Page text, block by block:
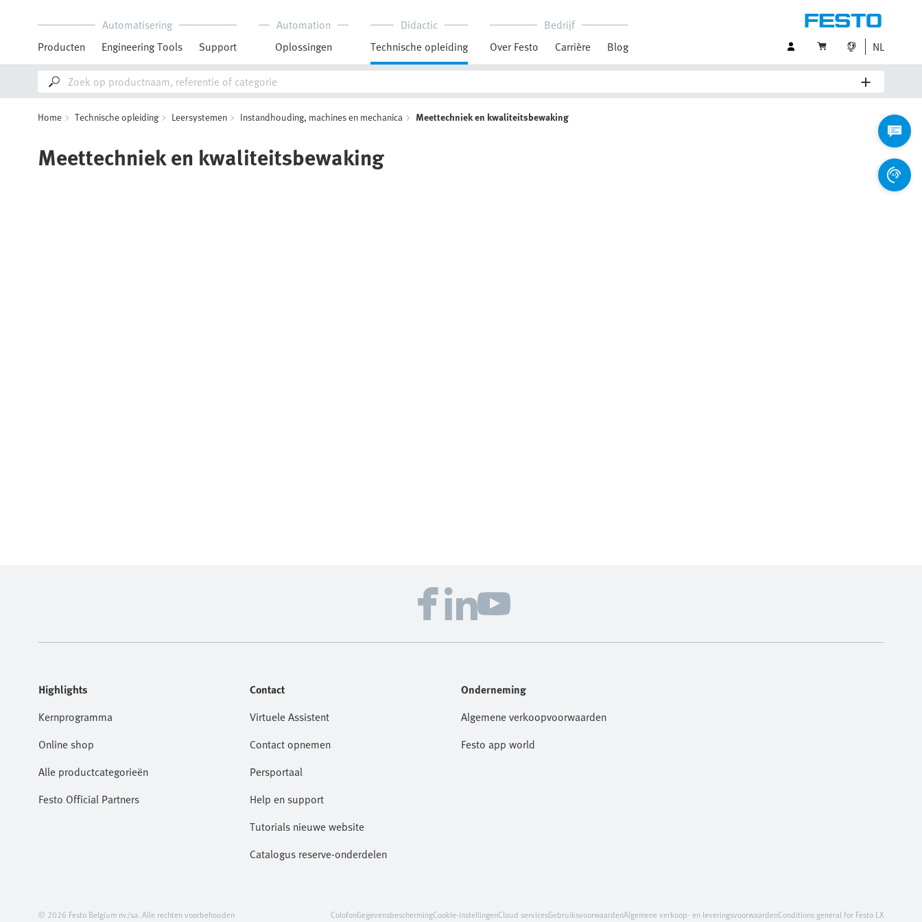
Automatisering
Producten
Engineering Tools Support
Automation
Oplossingen
Didactic
Technische opleiding
Bedrijf
Over Festo
Carrière Blog NL
Home Technische opleiding Leersystemen Instandhouding, machines en mechanica Meettechniek en kwaliteitsbewaking
Meettechniek en kwaliteitsbewaking
Highlights
Kernprogramma
Online shop
Alle productcategorieën
Festo Official Partners
Contact
Virtuele Assistent
Contact opnemen
Persportaal
Help en support
Tutorials nieuwe website
Catalogus reserve-onderdelen
Onderneming
Algemene verkoopvoorwaarden
Festo app world
© 2026 Festo Belgium nv/sa. Alle rechten voorbehouden ColofonGegevensbeschermingCookie-instellingenCloud servicesGebruiksvoorwaardenAlgemene verkoop- en leveringsvoorwaardenConditions general for Festo LX